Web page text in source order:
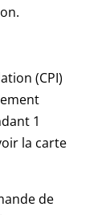
(CPI)
1
la carte
de